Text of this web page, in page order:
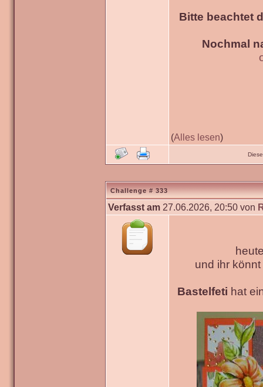
Bitte beachtet
Nochmal
(Alles lesen)
Challenge # 333
Verfasst am 27.06.2026, 20:50 von
und ihr
Bastelfeti hat